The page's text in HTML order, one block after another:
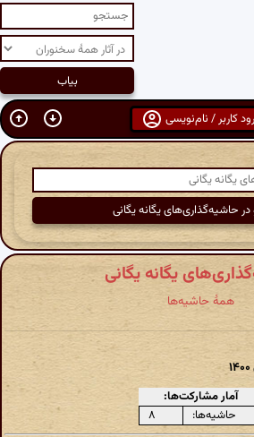
کاربر / نام‌نویسی
یگانه یگانی
همهٔ حاشیه‌ها
آمار مشارکت‌ها:
حاشیه‌ها:
۸